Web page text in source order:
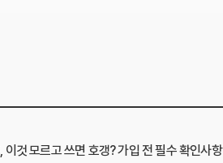
이것 모르고 쓰면 호갱? 가입 전 필수 확인사항